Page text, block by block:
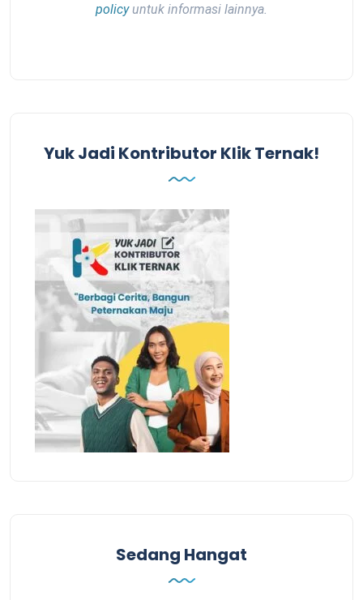
policyuntuk informasi lainnya.
Yuk Jadi Kontributor Klik Ternak!
Sedang Hangat